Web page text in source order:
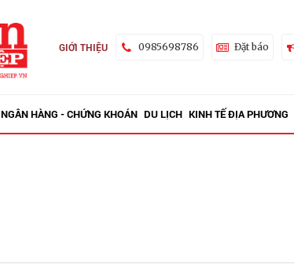
GIỚI THIỆU 0985698786 Đặt báo
NGÂN HÀNG - CHỨNG KHOÁN DU LỊCH KINH TẾ ĐỊA PHƯƠNG